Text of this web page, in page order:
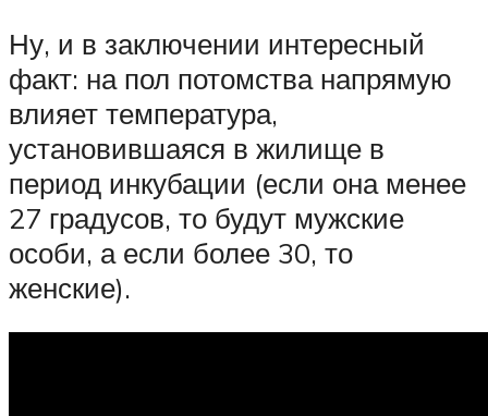
Ну, и в заключении интересный
факт: на пол потомства напрямую
влияет температура,
установившаяся в жилище в
период инкубации (если она менее
27 градусов, то будут мужские
особи, а если более 30, то
женские).